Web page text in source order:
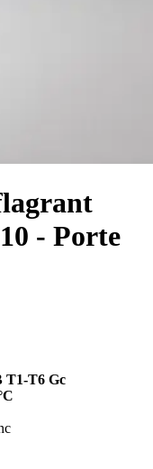
- Porte
T1-T6 Gc